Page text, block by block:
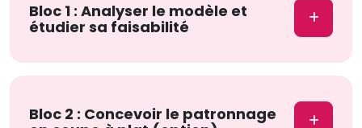
Bloc 1 : Analyser le modèle et
étudier sa faisabilité
Bloc 2 : Concevoir le patronnage